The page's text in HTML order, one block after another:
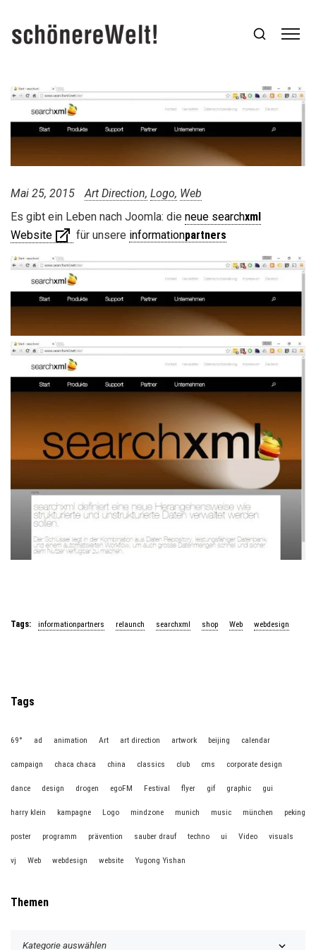
Mai 25, 2015 Art Direction Logo Web
Es gibt ein Leben nach Joomla: die neue searchxml
Website
für unsere informationpartners
Tags: informationpartners relaunch searchxml shop Web webdesign
Tags
69° ad animation Art art direction artwork beijing calendar
campaign chaca chaca china classics club cms corporate design
dance design drogen egoFM Festival flyer gif graphic gui
harry klein kampagne Logo mindzone munich music münchen peking
poster programm prävention sauber drauf techno ui Video visuals
vj Web webdesign website Yugong Yishan
Themen